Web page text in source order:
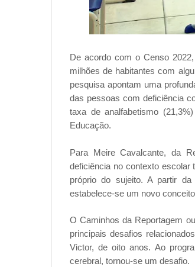
De acordo com o Censo
milhões de habitantes com
pesquisa apontam uma
das pessoas com deficiência
taxa de analfabetismo
Educação.
Para Meire Cavalcante, da
deficiência no contexto escolar
próprio do sujeito. A partir
estabelece-se um novo
O Caminhos da Reportagem
principais desafios
Victor, de oito anos. Ao
cerebral, tornou-se um desafio.